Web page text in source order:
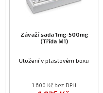
Závaží sada 1mg-500mg
(Třída M1)
Uložení v plastovém boxu
1 600 Kč bez DPH